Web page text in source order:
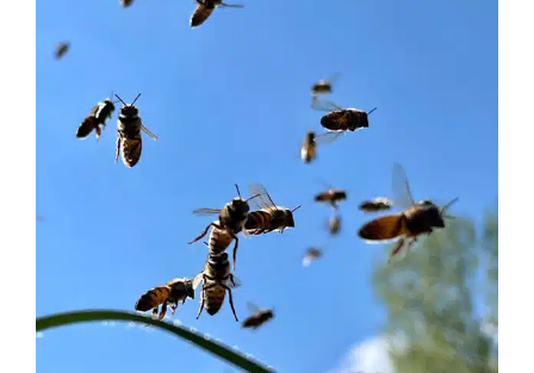
Faire un don
Nous contacter
L’association
mon panier
mon compte